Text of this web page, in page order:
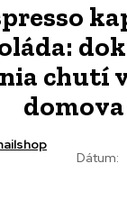
chutí
domova
Dátum: